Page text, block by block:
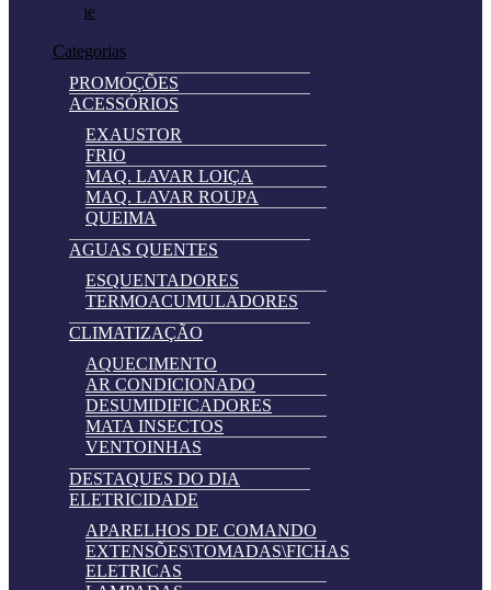
Home
Categorias
PROMOÇÕES
ACESSÓRIOS
EXAUSTOR
FRIO
MAQ. LAVAR LOIÇA
MAQ. LAVAR ROUPA
QUEIMA
AGUAS QUENTES
ESQUENTADORES
TERMOACUMULADORES
CLIMATIZAÇÃO
AQUECIMENTO
AR CONDICIONADO
DESUMIDIFICADORES
MATA INSECTOS
VENTOINHAS
DESTAQUES DO DIA
ELETRICIDADE
APARELHOS DE COMANDO
EXTENSÕES\TOMADAS\FICHAS
ELETRICAS